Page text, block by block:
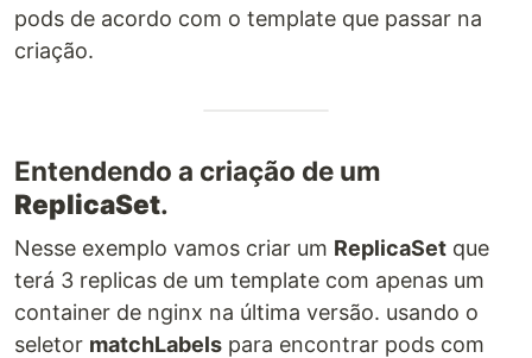
pods de acordo com o template que passar na
criação.
Entendendo a criação de um
ReplicaSet.
Nesse exemplo vamos criar um ReplicaSet que
terá 3 replicas de um template com apenas um
container de nginx na última versão. usando o
seletor matchLabels para encontrar pods com